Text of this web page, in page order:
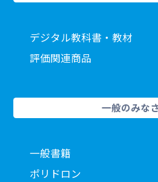
デジタル教科書・教材
評価関連商品
一般のみな
一般書籍
ポリドロン